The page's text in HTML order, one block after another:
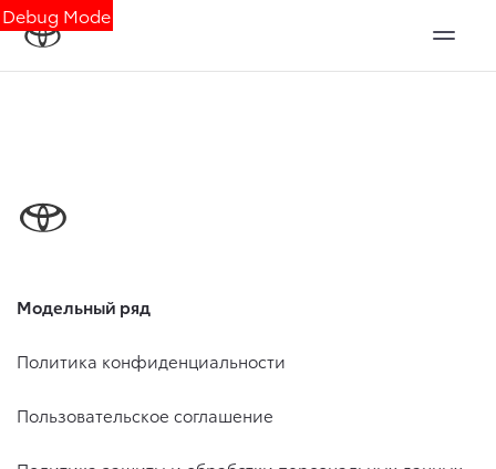
Debug Mode
Модельный ряд
Политика конфиденциальности
Пользовательское соглашение